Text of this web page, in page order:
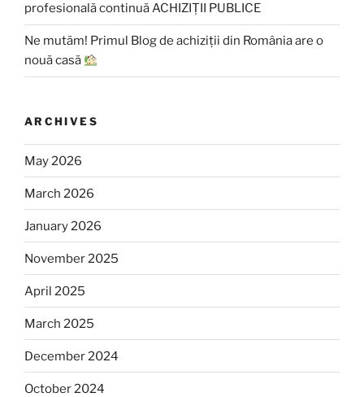
profesională continuă ACHIZIȚII PUBLICE
Ne mutăm! Primul Blog de achiziții din România are o
nouă casă
ARCHIVES
May 2026
March 2026
January 2026
November 2025
April 2025
March 2025
December 2024
October 2024